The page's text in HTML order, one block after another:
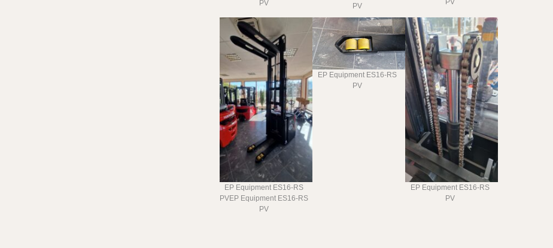
PV
PV
PV
EP Equipment ES16-RS
PVEP Equipment ES16-RS
PV
EP Equipment ES16-RS
PV
EP Equipment ES16-RS
PV